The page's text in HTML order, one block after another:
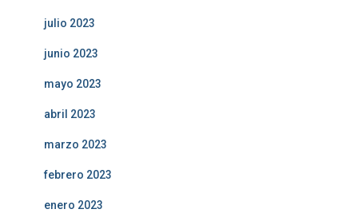
julio 2023
junio 2023
mayo 2023
abril 2023
marzo 2023
febrero 2023
enero 2023